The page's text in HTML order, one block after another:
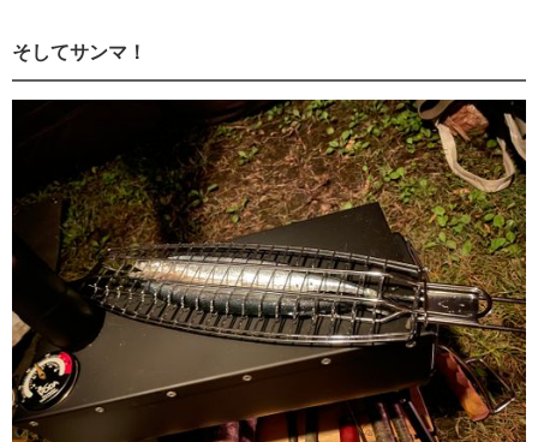
そしてサンマ！